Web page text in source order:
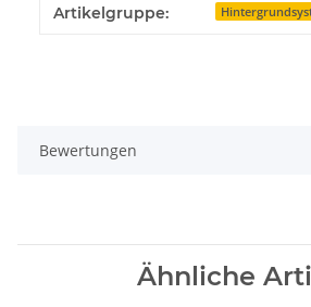
Produkteigenschaft
Wert
Artikelgruppe:
Bewertungen
Ähnliche